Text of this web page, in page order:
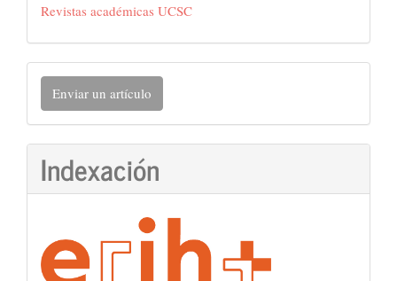
Revistas académicas UCSC
Enviar
un
artículo
Enviar un artículo
Indexación